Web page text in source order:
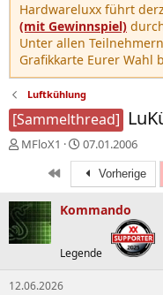
Hardwareluxx führt
(mit Gewinnspiel)
Unter allen
Grafikkarte Eurer Wahl
Luftkühlung
[Sammelthread]
E
e
l
l
r
MFloX1
E
r
s
t
e
t
a
07.01.2006
Erste Vorherige
Kommando
Legende
12.06.2026